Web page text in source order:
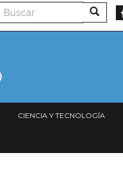
Buscar Buscar
CIENCIA Y TECNOLOGÍA